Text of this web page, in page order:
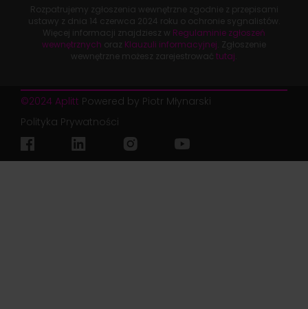
Rozpatrujemy zgłoszenia wewnętrzne zgodnie z przepisami
ustawy z dnia 14 czerwca 2024 roku o ochronie sygnalistów.
Więcej informacji znajdziesz w Regulaminie zgłoszeń
wewnętrznych oraz Klauzuli informacyjnej . Zgłoszenie
wewnętrzne możesz zarejestrować tutaj
©2024 Aplitt Powered by Piotr Młynarski
Polityka Prywatności